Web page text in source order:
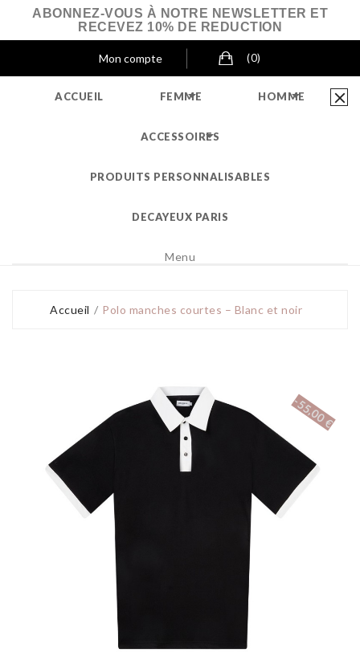
ABONNEZ-VOUS À NOTRE NEWSLETTER ET
RECEVEZ 10% DE REDUCTION
Mon compte (0)
ACCUEIL FEMME
 HOMME

ACCESSOIRES

PRODUITS PERSONNALISABLES
DECAYEUX PARIS

Menu
Accueil Polo manches courtes – Blanc et noir
-55,00 €